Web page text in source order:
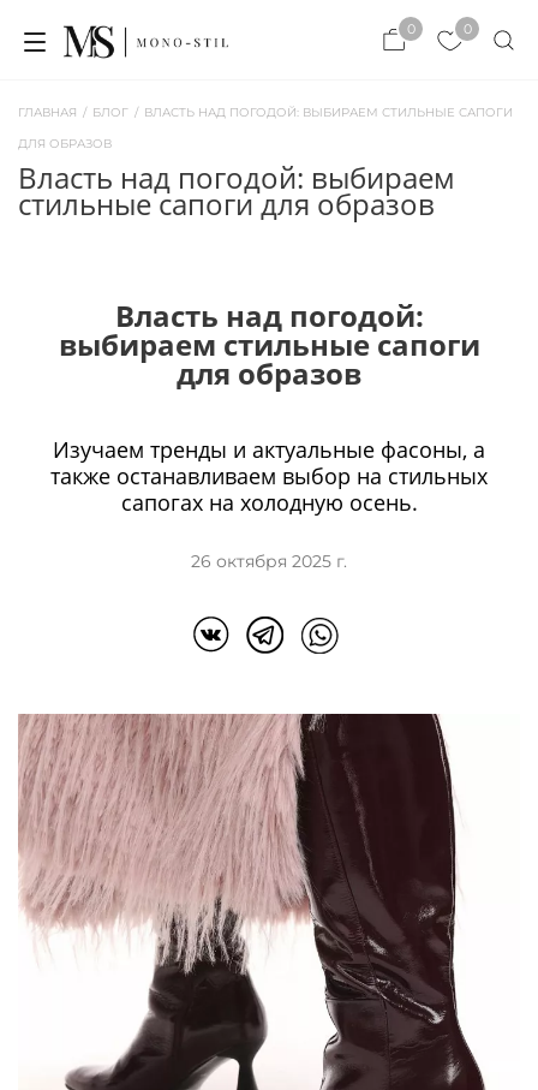
0
0
ЗАКРЫТЬ ×
×
ГЛАВНАЯ / БЛОГ / ВЛАСТЬ НАД ПОГОДОЙ: ВЫБИРАЕМ СТИЛЬНЫЕ САПОГИ
ДЛЯ ОБРАЗОВ
власть над погодой: выбираем
стильные сапоги для образов
Власть над погодой:
выбираем стильные сапоги
для образов
Изучаем тренды и актуальные фасоны, а
также останавливаем выбор на стильных
сапогах на холодную осень.
26 октября 2025 г.